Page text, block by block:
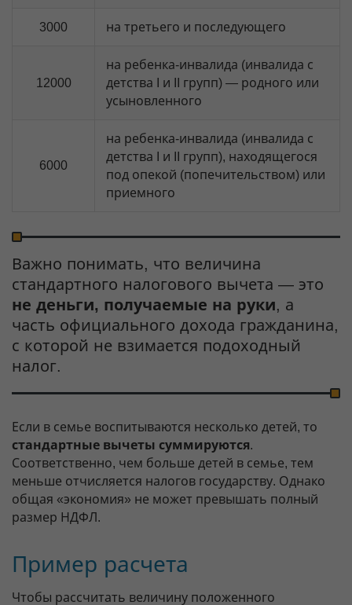
3000 на третьего и последующего
12000
на ребенка-инвалида (инвалида с
детства I и II групп) — родного или
усыновленного
6000
на ребенка-инвалида (инвалида с
детства I и II групп), находящегося
под опекой (попечительством) или
приемного
Важно понимать, что величина
стандартного налогового вычета — это
не деньги, получаемые на руки, а
часть официального дохода гражданина,
с которой не взимается подоходный
налог.
Если в семье воспитываются несколько детей, то
стандартные вычеты суммируются.
Соответственно, чем больше детей в семье, тем
меньше отчисляется налогов государству. Однако
общая «экономия» не может превышать полный
размер НДФЛ.
Пример расчета
Чтобы рассчитать величину положенного